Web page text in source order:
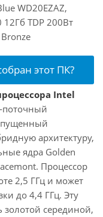
WD20EZAZ,
12Гб TDP 200Вт
этот ПК?
Intel
поточный
архитектуру,
ядра Golden
Процессор
2,5 ГГц и может
до 4,4 ГГц. Эту
серединой,